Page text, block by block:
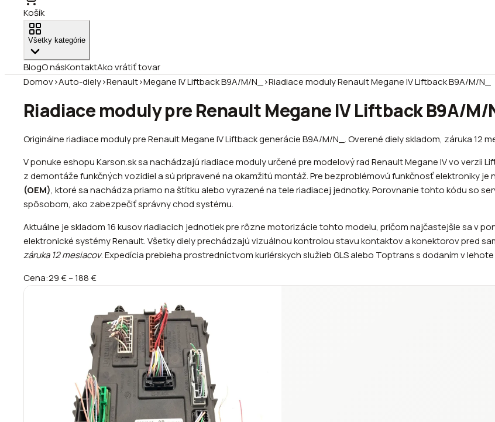
Košík
Všetky kategórie
BlogO násKontaktAko vrátiť tovar
Domov›Auto-diely›Renault›Megane IV Liftback B9A/M/N_ ›Riadiace moduly Renault Megane IV Liftback B9A/M/N_
Riadiace moduly pre Renault Megane IV Liftback B9A/M/
Originálne riadiace moduly pre Renault Megane IV Liftback generácie B9A/M/N_. Overené diely skladom, záruka 12
V ponuke eshopu Karson.sk sa nachádzajú riadiace moduly určené pre modelový rad Renault Megane IV vo
z demontáže funkčných vozidiel a sú pripravené na okamžitú montáž. Pre bezproblémovú funkčnosť elektroniky
(OEM), ktoré sa nachádza priamo na štítku alebo vyrazené na tele riadiacej jednotky. Porovnanie tohto kódu so
spôsobom, ako zabezpečiť správny chod systému.
Aktuálne je skladom 16 kusov riadiacich jednotiek pre rôzne motorizácie tohto modelu, pričom najčastejšie sa v
elektronické systémy Renault. Všetky diely prechádzajú vizuálnou kontrolou stavu kontaktov a konektorov pred
záruka 12 mesiacov. Expedícia prebieha prostredníctvom kuriérskych služieb GLS alebo Toptrans s dodaním v
Cena:29 €–188 €